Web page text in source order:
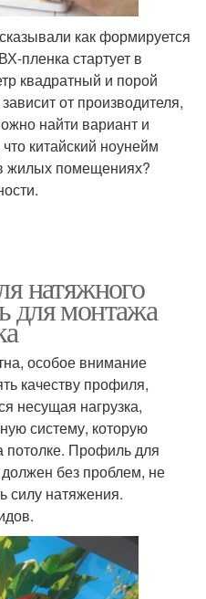
как формируется
пленка стартует в
квадратный и порой
от производителя,
найти вариант и
китайский ноунейм
жилых помещениях?
натяжного
для монтажа
особое внимание
качеству профиля,
несущая нагрузка,
систему, которую
потолке. Профиль для
без проблем, не
силу натяжения.